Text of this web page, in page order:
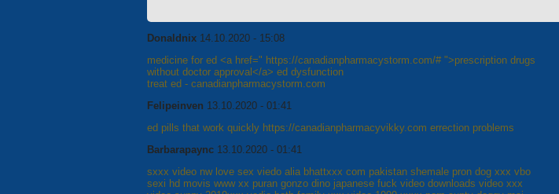
Donaldnix 14.10.2020 - 15:08
medicine for ed <a href=" https://canadianpharmacystorm.com/# ">prescription drugs
without doctor approval</a> ed dysfunction
treat ed - canadianpharmacystorm.com
Felipeinven 13.10.2020 - 01:41
ed pills that work quickly https://canadianpharmacyvikky.com errection problems
Barbarapaync 13.10.2020 - 01:41
sxxx video nw love sex viedo alia bhattxxx com pakistan shemale pron dog xxx vbo
sexi hd movis www xx puran gonzo dino japanese fuck video downloads video xxx